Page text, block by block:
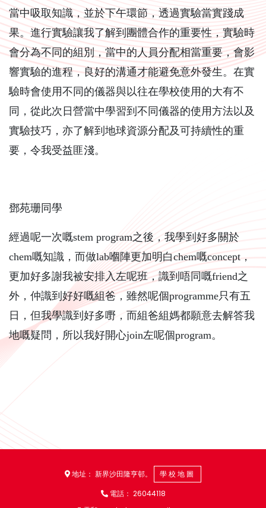
當中吸取知識，並於下午環節，透過實驗當實踐成
果。進行實驗讓我了解到團體合作的重要性，實驗時
會分為不同的組別，當中的人員分配相當重要，會影
響實驗的進程，良好的溝通才能避免意外發生。在實
驗時會使用不同的儀器與以往在學校使用的大有不
同，從此次日營當中學習到不同儀器的使用方法以及
實驗技巧，亦了解到地球資源分配及可持續性的重
要，令我受益匪淺。
鄧苑珊同學
經過呢一次嘅stem program之後，我學到好多關於
chem嘅知識，而做lab嗰陣更加明白chem嘅concept，
更加好多謝我被安排入左呢班，識到唔同嘅friend之
外，仲識到好好嘅組爸，雖然呢個programme只有五
日，但我學識到好多嘢，而組爸組媽都願意去解答我
地嘅疑問，所以我好開心join左呢個program。
地址： 新界沙田隆亨邨。
學校地圖
電話： 26044118